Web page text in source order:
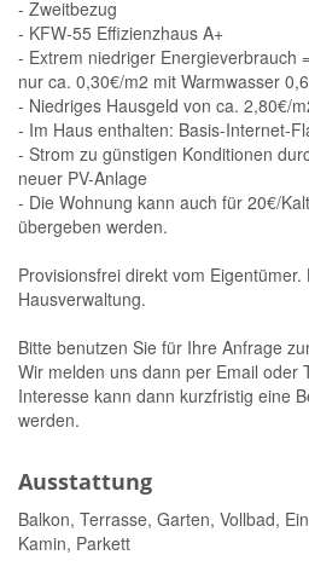
- Zweitbezug
- KFW-55 Effizienzhaus A+
- Extrem niedriger Energieverbrauch
nur ca. 0,30€/m2 mit Warmwasser
- Niedriges Hausgeld von ca. 2,80€/
- Im Haus enthalten: Basis-Internet-
- Strom zu günstigen Konditionen
neuer PV-Anlage
- Die Wohnung kann auch für 20€/
übergeben werden.
Provisionsfrei direkt vom
Hausverwaltung.
Bitte benutzen Sie für Ihre Anfrage
Wir melden uns dann per Email oder
Interesse kann dann kurzfristig eine
werden.
Ausstattung
Balkon, Terrasse, Garten, Vollbad,
Kamin, Parkett